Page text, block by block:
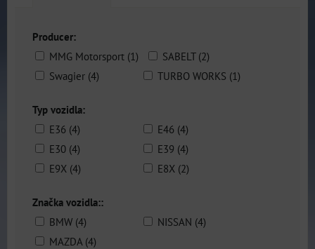
Producer:
MMG Motorsport (1)
SABELT (2)
Swagier (4)
TURBO WORKS (1)
Typ vozidla:
E36 (4)
E46 (4)
E30 (4)
E39 (4)
E9X (4)
E8X (2)
Značka vozidla::
BMW (4)
NISSAN (4)
MAZDA (4)